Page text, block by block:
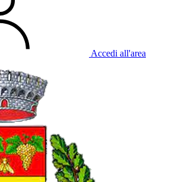
Accedi all'area